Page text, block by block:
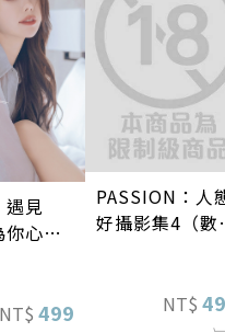
遇見
心動
NT$ 499
PASSION：人
好攝影集4（數
NT$